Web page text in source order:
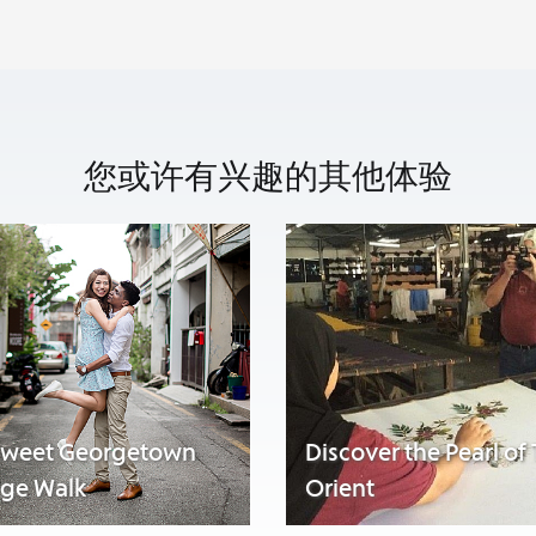
您或许有兴趣的其他体验
Georgetown
Walk
Discover the Pearl of
Orient